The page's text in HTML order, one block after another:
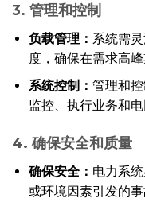
3. 管理和控制
负载管理： 系统需
度，确保在需求高
系统控制： 管理和
监控、执行业务和电
4. 确保安全和质量
确保安全： 电力系
或环境因素引发的事